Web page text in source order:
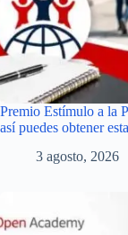
Premio Estímulo a la
así puedes obtener
3 agosto, 2026